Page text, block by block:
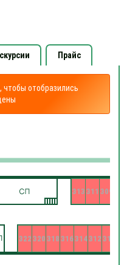
Прайс
чтобы отобразились
309
310
311
312
313
314
316
318
320
322